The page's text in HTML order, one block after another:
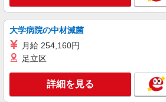
大学病院の中材滅菌
月給 254,160円
足立区
詳細を見る